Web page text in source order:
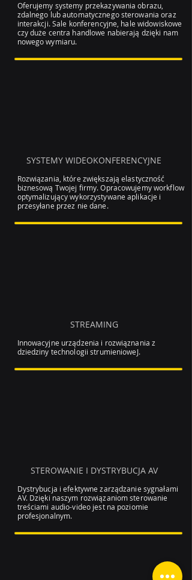
Oferujemy systemy przekazywania obrazu,
zdalnego lub automatycznego sterowania oraz
interakcji. Sale konferencyjne, hale widowiskowe
czy duże centra handlowe nabierają dzięki nam
nowego wymiaru.
SYSTEMY WIDEOKONFERENCYJNE
Rozwiązania, które zwiększają elastyczność
biznesową Twojej firmy. Opracowujemy workflow
optymalizujący wykorzystywane aplikacje i
przesyłane przez nie dane.
STREAMING
Innowacyjne urządzenia i rozwiąznania z
dziedziny technologii strumienioweJ.
STEROWANIE I DYSTRYBUCJA AV
Dystrybucja i efektywne zarządzanie sygnałami
AV. Dzięki naszym rozwiązaniom sterowanie
treściami audio-video jest na poziomie
profesjonalnym.